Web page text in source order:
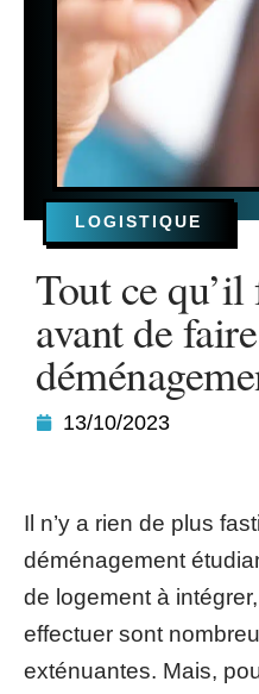
LOGISTIQUE
Tout ce
avant de
13/10/2023
Il n’y a rien de plus
déménagement
de logement à
effectuer sont
exténuantes. Mais,